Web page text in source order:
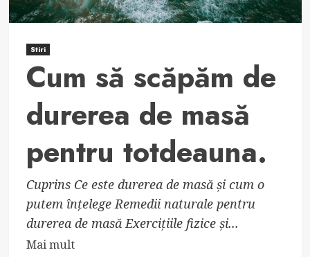
Stiri
Cum să scăpăm de
durerea de masă
pentru totdeauna.
Cuprins Ce este durerea de masă și cum o
putem înțelege Remedii naturale pentru
durerea de masă Exercițiile fizice și...
Mai multRead